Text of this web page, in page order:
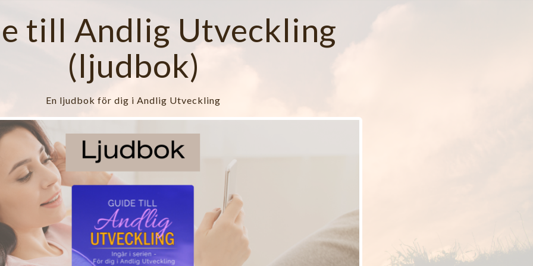
till Andlig Utveckling
(ljudbok)
En ljudbok för dig i Andlig Utveckling